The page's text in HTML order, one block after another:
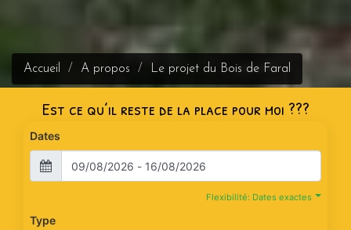
Accueil A propos Le projet du Bois de Faral
Est ce qu’il reste de la place pour moi ???
Dates
Flexibilité: Dates exactes
Type